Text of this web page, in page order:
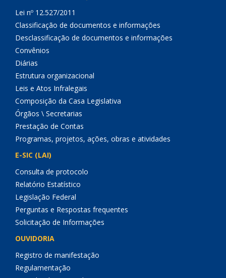
Lei nº 12.527/2011
Classificação de documentos e informações
Desclassificação de documentos e informações
Convênios
Diárias
Estrutura organizacional
Leis e Atos Infralegais
Composição da Casa Legislativa
Órgãos \ Secretarias
Prestação de Contas
Programas, projetos, ações, obras e atividades
E-SIC (LAI)
Consulta de protocolo
Relatório Estatístico
Legislação Federal
Perguntas e Respostas frequentes
Solicitação de Informações
OUVIDORIA
Registro de manifestação
Regulamentação